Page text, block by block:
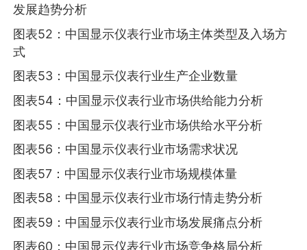
发展趋势分析
图表52：中国显示仪表行业市场主体类型及入场方
式
图表53：中国显示仪表行业生产企业数量
图表54：中国显示仪表行业市场供给能力分析
图表55：中国显示仪表行业市场供给水平分析
图表56：中国显示仪表行业市场需求状况
图表57：中国显示仪表行业市场规模体量
图表58：中国显示仪表行业市场行情走势分析
图表59：中国显示仪表行业市场发展痛点分析
图表60：中国显示仪表行业市场竞争格局分析